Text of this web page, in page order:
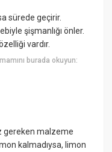
sürede geçirir.
şişmanlığı önler.
vardır.
burada okuyun:
gereken malzeme
kalmadıysa, limon